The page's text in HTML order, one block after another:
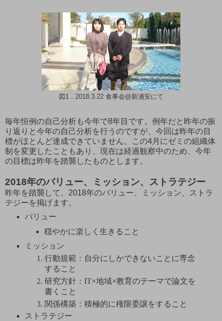
図1．2018.3.22 食事会@新浦安にて
毎年恒例の自己分析も今年で8年目です。例年だと昨年の振
り返りと今年の自己分析を行うのですが、今回は昨年の目
標がほとんど達成できていません。この4月にゼミの組織体
制を変更したこともあり、現在は経過観察中のため、今年
の目標は昨年を踏襲したものとします。
2018年のバリュー、ミッション、ストラテジー
昨年を踏襲して、2018年のバリュー、ミッション、ストラ
テジーを掲げます。
バリュー
穏やかに楽しく生きること
ミッション
行動規範：自分にしかできないことに専念
すること
研究方針：IT×地域×教育のテーマで論文を
書くこと
関係構築：積極的に権限委譲をすること
ストラテジー